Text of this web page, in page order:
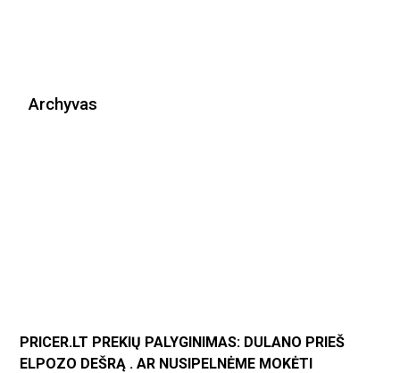
Archyvas
PRICER.LT PREKIŲ PALYGINIMAS: DULANO PRIEŠ
ELPOZO DEŠRĄ . AR NUSIPELNĖME MOKĖTI